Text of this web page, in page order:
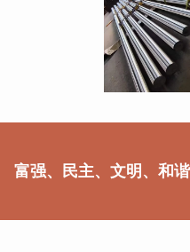
富强、民主、文明、和